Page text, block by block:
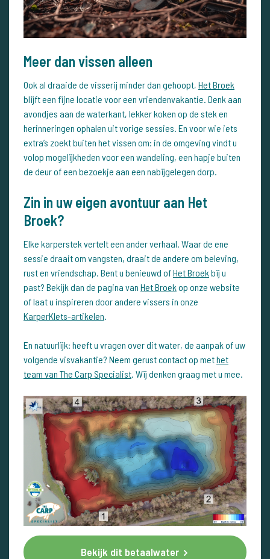
Meer dan vissen alleen
Ook al draaide de visserij minder dan gehoopt, Het Broek
blijft een fijne locatie voor een vriendenvakantie. Denk aan
avondjes aan de waterkant, lekker koken op de stek en
herinneringen ophalen uit vorige sessies. En voor wie iets
extra’s zoekt buiten het vissen om: in de omgeving vindt u
volop mogelijkheden voor een wandeling, een hapje buiten
de deur of een bezoekje aan een nabijgelegen dorp.
Zin in uw eigen avontuur aan Het
Broek?
Elke karperstek vertelt een ander verhaal. Waar de ene
sessie draait om vangsten, draait de andere om beleving,
rust en vriendschap. Bent u benieuwd ofHet Broek bij u
past? Bekijk dan de pagina van Het Broek op onze website
of laat u inspireren door andere vissers in onze
KarperKlets-artikelen.
En natuurlijk: heeft u vragen over dit water, de aanpak of uw
volgende visvakantie? Neem gerust contact op methet
team van The Carp Specialist. Wij denken graag met u mee.
Bekijk dit betaalwater